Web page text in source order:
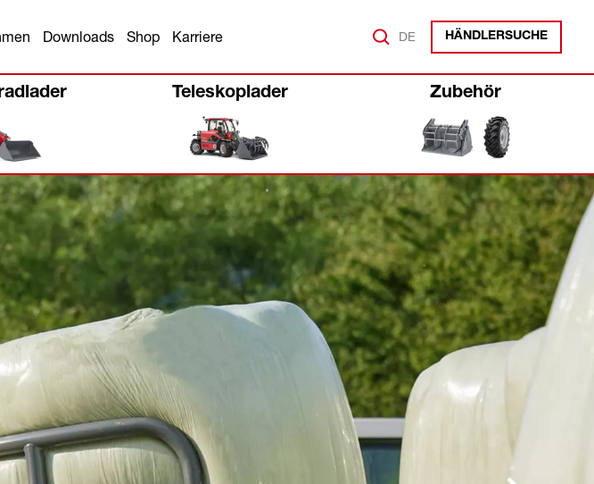
Downloads Shop Karriere DE HÄNDLERSUCHE
Teleskoplader Zubehör